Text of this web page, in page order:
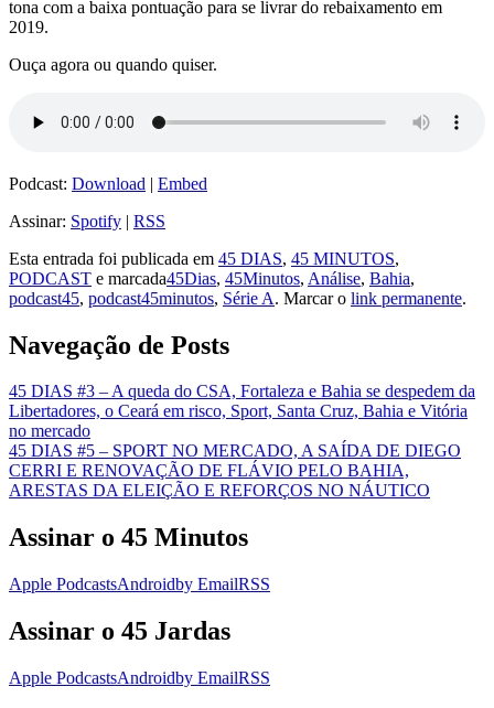
tona com a baixa pontuação para se livrar do rebaixamento em
2019.
Ouça agora ou quando quiser.
Podcast: Download | Embed
Assinar: Spotify | RSS
Esta entrada foi publicada em 45 DIAS, 45 MINUTOS,
PODCAST e marcada45Dias, 45Minutos, Análise, Bahia,
podcast45, podcast45minutos, Série A. Marcar o link permanente.
Navegação de Posts
45 DIAS #3 – A queda do CSA, Fortaleza e Bahia se despedem da
Libertadores, o Ceará em risco, Sport, Santa Cruz, Bahia e Vitória
no mercado
45 DIAS #5 – SPORT NO MERCADO, A SAÍDA DE DIEGO
CERRI E RENOVAÇÃO DE FLÁVIO PELO BAHIA,
ARESTAS DA ELEIÇÃO E REFORÇOS NO NÁUTICO
Assinar o 45 Minutos
Apple PodcastsAndroidby EmailRSS
Assinar o 45 Jardas
Apple PodcastsAndroidby EmailRSS